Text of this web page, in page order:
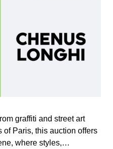
graffiti and street art
of Paris, this auction offers
where styles,